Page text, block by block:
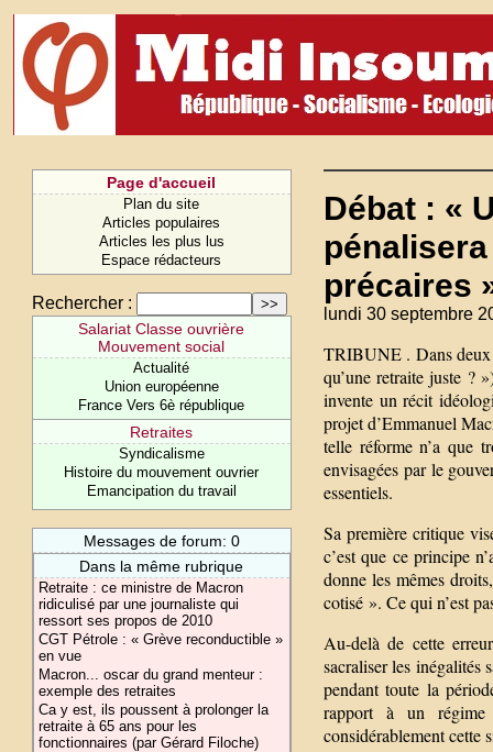
Page d'accueil
Plan du site
Articles populaires
Articles les plus lus
Espace rédacteurs
Rechercher :
Salariat Classe ouvrière
Mouvement social
Actualité
Union européenne
France Vers 6è république
Retraites
Syndicalisme
Histoire du mouvement ouvrier
Emancipation du travail
Messages de forum: 0
Dans la même rubrique
Retraite : ce ministre de Macron
ridiculisé par une journaliste qui
ressort ses propos de 2010
CGT Pétrole : « Grève reconductible »
en vue
Macron... oscar du grand menteur :
exemple des retraites
Ca y est, ils poussent à prolonger la
retraite à 65 ans pour les
fonctionnaires (par Gérard Filoche)
Débat : «
précaires
lundi 30 septembre
TRIBUNE . Dans deux
qu’une retraite juste ?
invente un récit
projet d’Emmanuel
telle réforme n’a que
envisagées par le
essentiels.
Sa première critique
c’est que ce principe
donne les mêmes
cotisé ». Ce qui n’est
Au-delà de cette
sacraliser les inégalités
pendant toute la
rapport à un régime
considérablement cette